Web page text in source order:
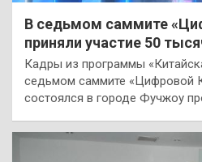
В седьмом саммите
приняли участие 50
Кадры из программы
седьмом саммите «Цифровой
состоялся в городе Фучжоу